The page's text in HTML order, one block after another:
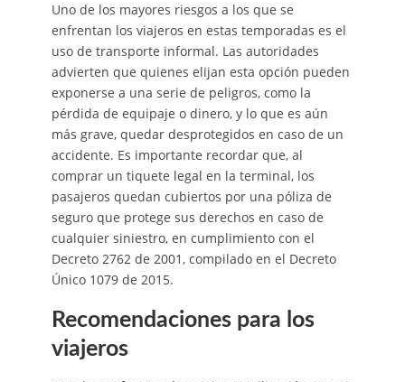
Uno de los mayores riesgos a los que se
enfrentan los viajeros en estas temporadas es el
uso de transporte informal. Las autoridades
advierten que quienes elijan esta opción pueden
exponerse a una serie de peligros, como la
pérdida de equipaje o dinero, y lo que es aún
más grave, quedar desprotegidos en caso de un
accidente. Es importante recordar que, al
comprar un tiquete legal en la terminal, los
pasajeros quedan cubiertos por una póliza de
seguro que protege sus derechos en caso de
cualquier siniestro, en cumplimiento con el
Decreto 2762 de 2001, compilado en el Decreto
Único 1079 de 2015.
Recomendaciones para los
viajeros